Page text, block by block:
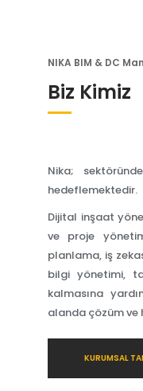
NIKA BIM & DC
Biz Kimiz
Nika;
hedeflemektedir.
Dijital inşaat
ve proje
planlama, iş
bilgi yönetimi,
kalmasına
alanda çözüm ve
KURUMSAL